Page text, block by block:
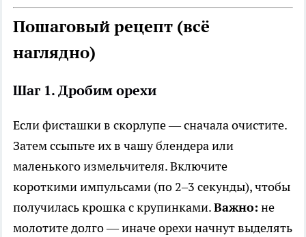
Пошаговый рецепт (всё
наглядно)
Шаг 1. Дробим орехи
Если фисташки в скорлупе — сначала очистите.
Затем ссыпьте их в чашу блендера или
маленького измельчителя. Включите
короткими импульсами (по 2–3 секунды), чтобы
получилась крошка с крупинками.Важно: не
молотите долго — иначе орехи начнут выделять